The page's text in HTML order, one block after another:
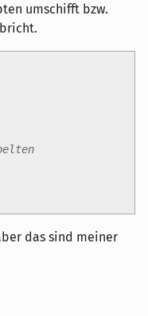
umschifft bzw.
das sind meiner